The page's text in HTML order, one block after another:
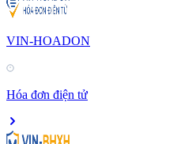
VIN-HOADON
Hóa đơn điện tử